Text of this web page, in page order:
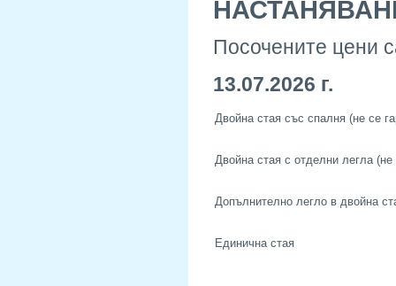
Посочените цени
13.07.2026 г.
Двойна стая със спалня (не се
Двойна стая с отделни легла (не
Допълнително легло в двойна
Единична стая